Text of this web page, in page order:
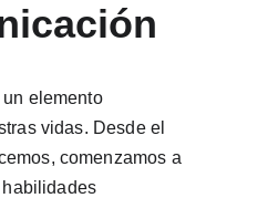
elemento
vidas. Desde el
comenzamos a